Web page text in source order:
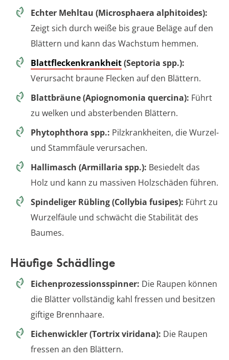
Echter Mehltau (Microsphaera alphitoides):
Zeigt sich durch weiße bis graue Beläge auf den
Blättern und kann das Wachstum hemmen.
Blattfleckenkrankheit(Septoria spp.):
Verursacht braune Flecken auf den Blättern.
Blattbräune (Apiognomonia quercina): Führt
zu welken und absterbenden Blättern.
Phytophthora spp.: Pilzkrankheiten, die Wurzel-
und Stammfäule verursachen.
Hallimasch (Armillaria spp.): Besiedelt das
Holz und kann zu massiven Holzschäden führen.
Spindeliger Rübling (Collybia fusipes): Führt zu
Wurzelfäule und schwächt die Stabilität des
Baumes.
Häufige Schädlinge
Eichenprozessionsspinner: Die Raupen können
die Blätter vollständig kahl fressen und besitzen
giftige Brennhaare.
Eichenwickler (Tortrix viridana): Die Raupen
fressen an den Blättern.